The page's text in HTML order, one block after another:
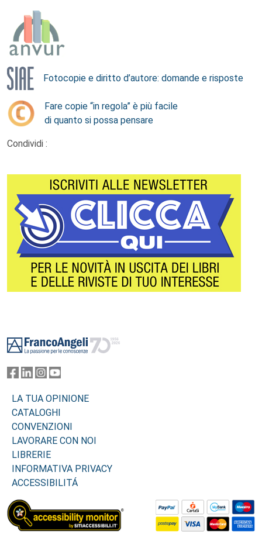
Fotocopie e diritto d’autore: domande e risposte
Fare copie “in regola” è più facile
di quanto si possa pensare
Condividi :
LA TUA OPINIONE
CATALOGHI
CONVENZIONI
LAVORARE CON NOI
LIBRERIE
INFORMATIVA PRIVACY
ACCESSIBILITÁ